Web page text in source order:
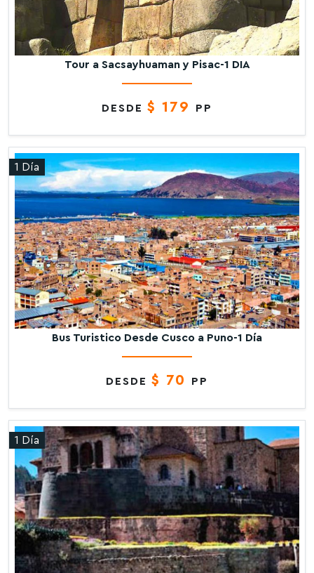
Tour a Sacsayhuaman y Pisac-1 DIA
DESDE $ 179 PP
1 Día
Bus Turistico Desde Cusco a Puno-1 Día
DESDE $ 70 PP
1 Día